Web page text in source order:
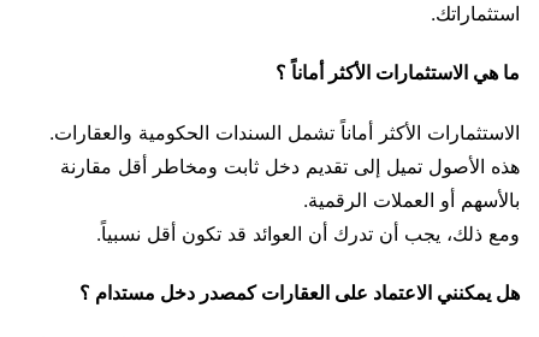
استثماراتك.
ما هي الاستثمارات الأكثر أماناً ؟
الاستثمارات الأكثر أماناً تشمل السندات الحكومية والعقارات.
هذه الأصول تميل إلى تقديم دخل ثابت ومخاطر أقل مقارنة
بالأسهم أو العملات الرقمية.
ومع ذلك، يجب أن تدرك أن العوائد قد تكون أقل نسبياً.
هل يمكنني الاعتماد على العقارات كمصدر دخل مستدام ؟